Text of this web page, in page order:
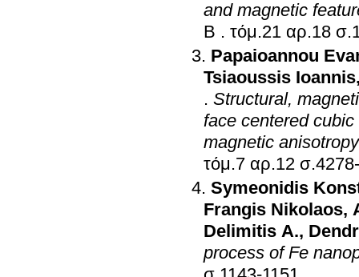
and magnetic
B .
Papaioannou
Tsiaoussis Ioannis
. Structural,
face centered
magnetic anisotropy
τόμ.7 αρ.12
Symeonidis
Frangis Nikolaos,
Delimitis A.,
process of Fe